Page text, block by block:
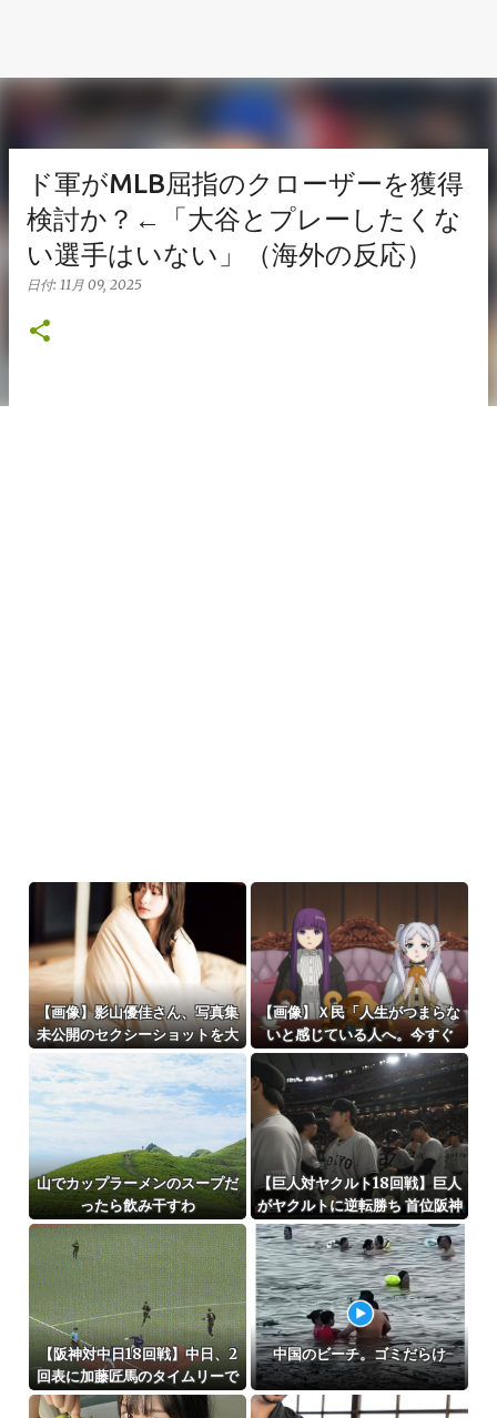
ド軍がMLB屈指のクローザーを獲得
検討か？←「大谷とプレーしたくな
い選手はいない」（海外の反応）
日付: 11月 09, 2025
【画像】影山優佳さん、写真集
未公開のセクシーショットを大
解禁してしまうwwwwww
【画像】Ｘ民「人生がつまらな
いと感じている人へ。今すぐ
『これ』をやってください。」
6.9万いいね
山でカップラーメンのスープだ
ったら飲み干すわ
【巨人対ヤクルト18回戦】巨人
がヤクルトに逆転勝ち 首位阪神
と0.5差！貯金は10 浦田同点打
＆猛打賞 笹原V打 3回に一挙5得
点 竹丸6回1失点＆2出塁で8勝
目
【阪神対中日18回戦】中日、2
回表に加藤匠馬のタイムリーで
先制！！！！！！！！！！！！
中国のビーチ。ゴミだらけ